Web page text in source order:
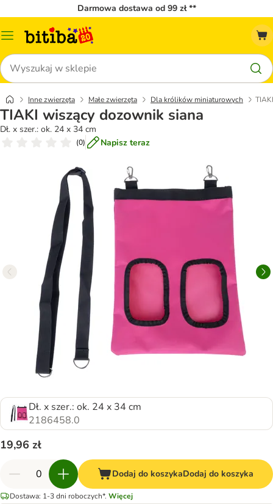
Darmowa dostawa od 99 zł **
Menu
Szukaj
Inne zwierzęta Małe zwierzęta Dla królików miniaturowych
TIAKI wiszący dozownik siana
Dł. x szer.: ok. 24 x 34 cm
(0) Napisz teraz
Dł. x szer.: ok. 24 x 34 cm
2186458.0
19,96 zł
Dodaj do koszykaDodaj do koszyka
Dostawa: 1-3 dni roboczych*. Więcej